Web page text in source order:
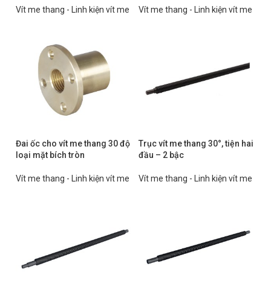
Vít me thang - Linh kiện vít me Vít me thang - Linh kiện vít me
Đai ốc cho vít me thang 30 độ
loại mặt bích tròn
Vít me thang - Linh kiện vít me
Trục vít me thang 30°, tiện hai
đầu – 2 bậc
Vít me thang - Linh kiện vít me